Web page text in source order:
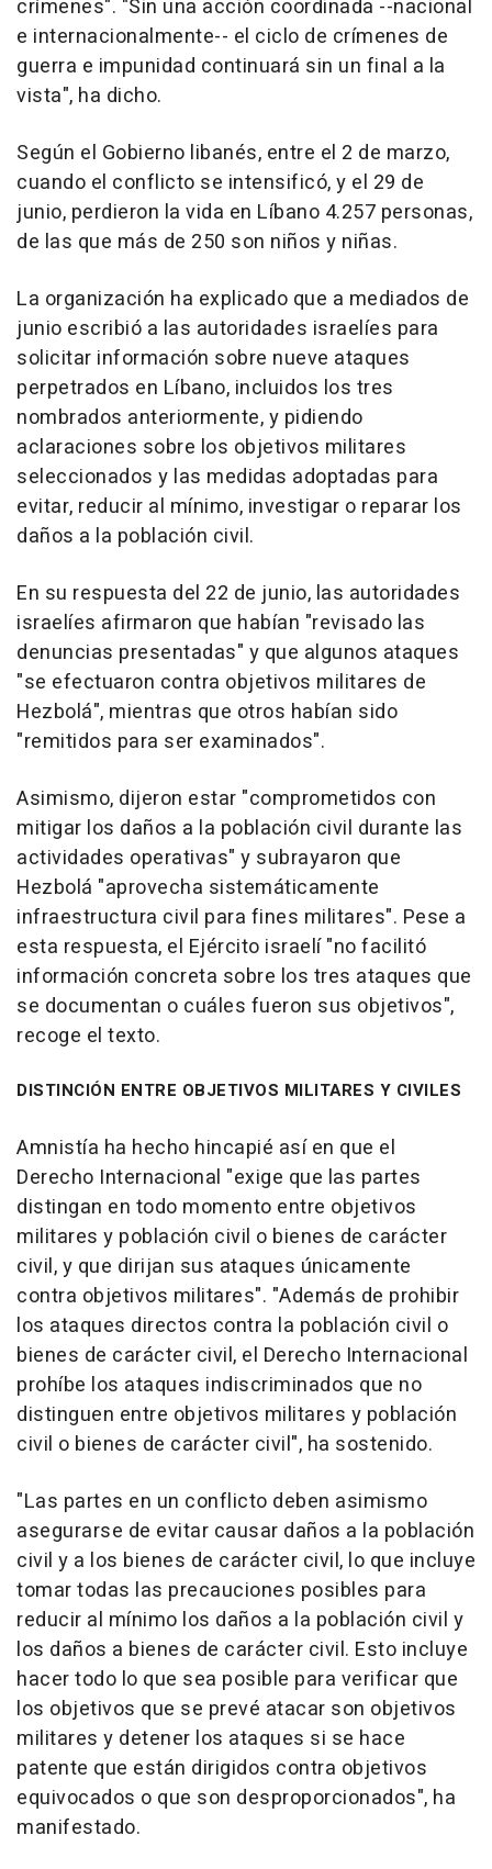
crímenes". "Sin una acción coordinada --nacional
e internacionalmente-- el ciclo de crímenes de
guerra e impunidad continuará sin un final a la
vista", ha dicho.
Según el Gobierno libanés, entre el 2 de marzo,
cuando el conflicto se intensificó, y el 29 de
junio, perdieron la vida en Líbano 4.257 personas,
de las que más de 250 son niños y niñas.
La organización ha explicado que a mediados de
junio escribió a las autoridades israelíes para
solicitar información sobre nueve ataques
perpetrados en Líbano, incluidos los tres
nombrados anteriormente, y pidiendo
aclaraciones sobre los objetivos militares
seleccionados y las medidas adoptadas para
evitar, reducir al mínimo, investigar o reparar los
daños a la población civil.
En su respuesta del 22 de junio, las autoridades
israelíes afirmaron que habían "revisado las
denuncias presentadas" y que algunos ataques
"se efectuaron contra objetivos militares de
Hezbolá", mientras que otros habían sido
"remitidos para ser examinados".
Asimismo, dijeron estar "comprometidos con
mitigar los daños a la población civil durante las
actividades operativas" y subrayaron que
Hezbolá "aprovecha sistemáticamente
infraestructura civil para fines militares". Pese a
esta respuesta, el Ejército israelí "no facilitó
información concreta sobre los tres ataques que
se documentan o cuáles fueron sus objetivos",
recoge el texto.
DISTINCIÓN ENTRE OBJETIVOS MILITARES Y CIVILES
Amnistía ha hecho hincapié así en que el
Derecho Internacional "exige que las partes
distingan en todo momento entre objetivos
militares y población civil o bienes de carácter
civil, y que dirijan sus ataques únicamente
contra objetivos militares". "Además de prohibir
los ataques directos contra la población civil o
bienes de carácter civil, el Derecho Internacional
prohíbe los ataques indiscriminados que no
distinguen entre objetivos militares y población
civil o bienes de carácter civil", ha sostenido.
"Las partes en un conflicto deben asimismo
asegurarse de evitar causar daños a la población
civil y a los bienes de carácter civil, lo que incluye
tomar todas las precauciones posibles para
reducir al mínimo los daños a la población civil y
los daños a bienes de carácter civil. Esto incluye
hacer todo lo que sea posible para verificar que
los objetivos que se prevé atacar son objetivos
militares y detener los ataques si se hace
patente que están dirigidos contra objetivos
equivocados o que son desproporcionados", ha
manifestado.